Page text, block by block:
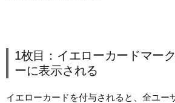
1枚目：イエローカードマー
ーに表示される
イエローカードを付与されると、全ユー